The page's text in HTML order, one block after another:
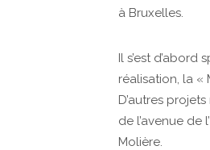
à Bruxelles.
​Il s’est
réalisation, la «
D’autres
de l’avenue de
Molière.